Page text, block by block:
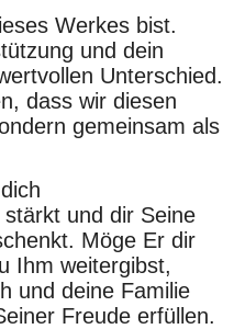
Werkes bist.
und dein
Unterschied.
dass wir diesen
gemeinsam als
stärkt und dir Seine
Möge Er dir
Ihm weitergibst,
und deine Familie
Freude erfüllen.